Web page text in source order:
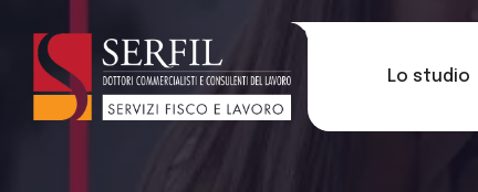
Lo studio